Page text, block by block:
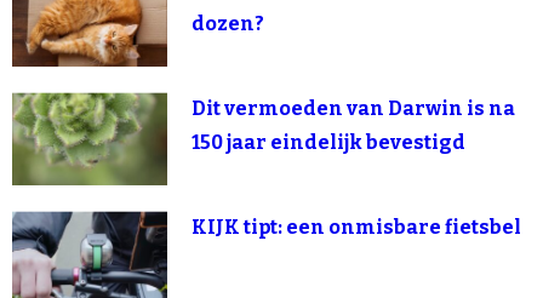
dozen?
Dit vermoeden van Darwin is na
150 jaar eindelijk bevestigd
KIJK tipt: een onmisbare fietsbel